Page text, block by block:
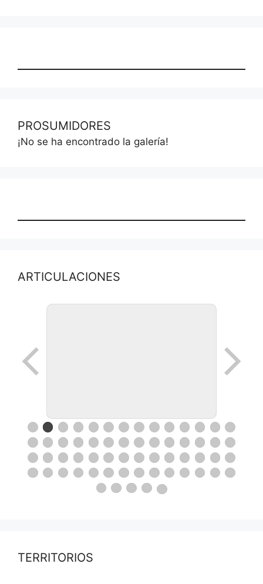
PROSUMIDORES
¡No se ha encontrado la galería!
ARTICULACIONES
TERRITORIOS